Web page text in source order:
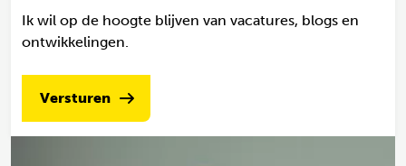
Ik wil op de hoogte blijven van vacatures, blogs en
ontwikkelingen.
Versturen